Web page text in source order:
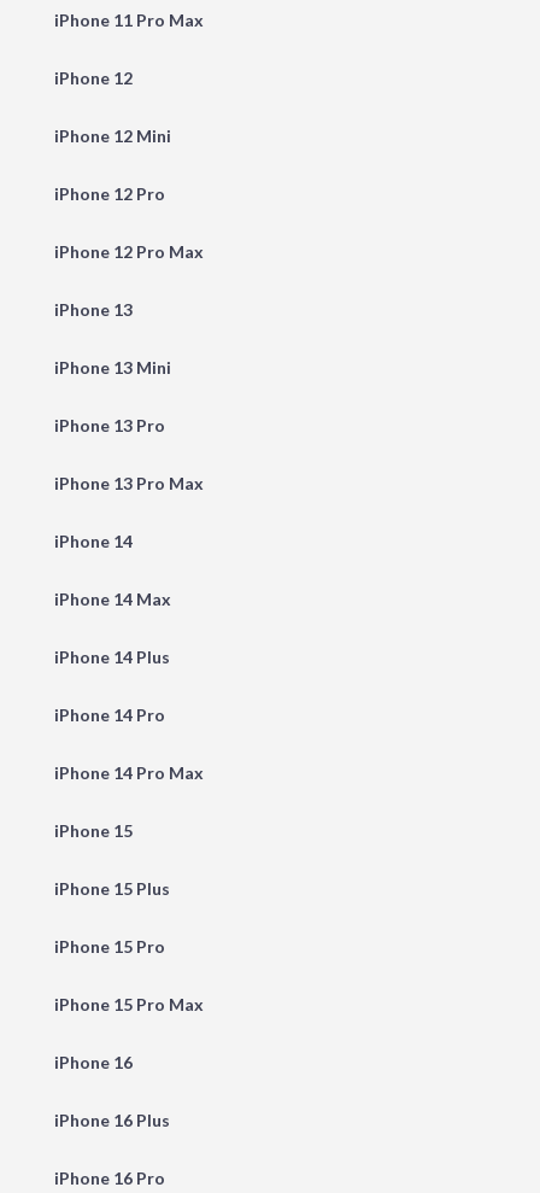
iPhone 11 Pro Max
iPhone 12
iPhone 12 Mini
iPhone 12 Pro
iPhone 12 Pro Max
iPhone 13
iPhone 13 Mini
iPhone 13 Pro
iPhone 13 Pro Max
iPhone 14
iPhone 14 Max
iPhone 14 Plus
iPhone 14 Pro
iPhone 14 Pro Max
iPhone 15
iPhone 15 Plus
iPhone 15 Pro
iPhone 15 Pro Max
iPhone 16
iPhone 16 Plus
iPhone 16 Pro